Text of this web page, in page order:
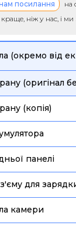
посилання
на
ніж у нас, і
(окремо від
(оригінал
(копія)
панелі
для
камери